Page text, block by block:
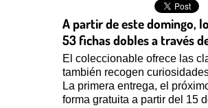
A partir de este domingo,
53 fichas dobles a través
El coleccionable ofrece las
también recogen
La primera entrega, el
forma gratuita a partir del 15